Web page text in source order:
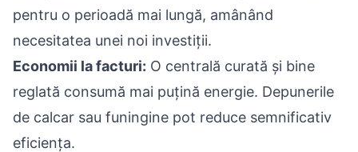
pentru o perioadă mai lungă, amânând
necesitatea unei noi investiții.
Economii la facturi: O centrală curată și bine
reglată consumă mai puțină energie. Depunerile
de calcar sau funingine pot reduce semnificativ
eficiența.